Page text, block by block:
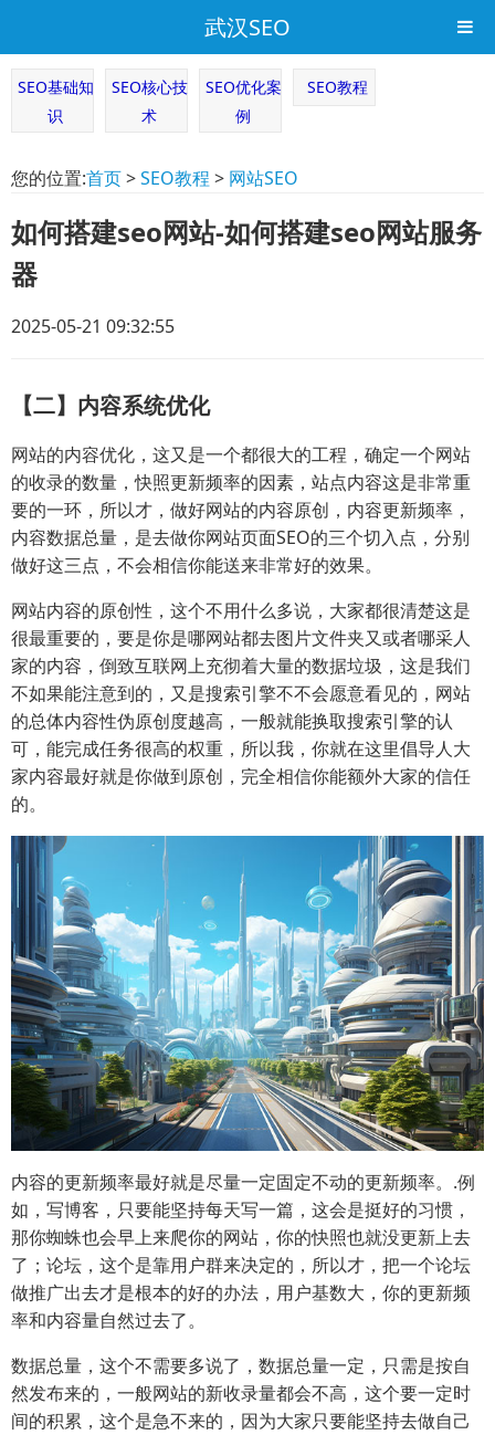
武汉SEO
SEO基础知
识
SEO核心技
术
SEO优化案
例
SEO教程
您的位置:首页>SEO教程 > 网站SEO
如何搭建seo网站-如何搭建seo网站服务
器
2025-05-21 09:32:55
【二】内容系统优化
网站的内容优化，这又是一个都很大的工程，确定一个网站
的收录的数量，快照更新频率的因素，站点内容这是非常重
要的一环，所以才，做好网站的内容原创，内容更新频率，
内容数据总量，是去做你网站页面SEO的三个切入点，分别
做好这三点，不会相信你能送来非常好的效果。
网站内容的原创性，这个不用什么多说，大家都很清楚这是
很最重要的，要是你是哪网站都去图片文件夹又或者哪采人
家的内容，倒致互联网上充彻着大量的数据垃圾，这是我们
不如果能注意到的，又是搜索引擎不不会愿意看见的，网站
的总体内容性伪原创度越高，一般就能换取搜索引擎的认
可，能完成任务很高的权重，所以我，你就在这里倡导人大
家内容最好就是你做到原创，完全相信你能额外大家的信任
的。
内容的更新频率最好就是尽量一定固定不动的更新频率。.例
如，写博客，只要能坚持每天写一篇，这会是挺好的习惯，
那你蜘蛛也会早上来爬你的网站，你的快照也就没更新上去
了；论坛，这个是靠用户群来决定的，所以才，把一个论坛
做推广出去才是根本的好的办法，用户基数大，你的更新频
率和内容量自然过去了。
数据总量，这个不需要多说了，数据总量一定，只需是按自
然发布来的，一般网站的新收录量都会不高，这个要一定时
间的积累，这个是急不来的，因为大家只要能坚持去做自己